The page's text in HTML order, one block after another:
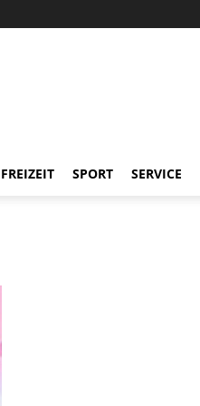
FREIZEIT SPORT SERVICE